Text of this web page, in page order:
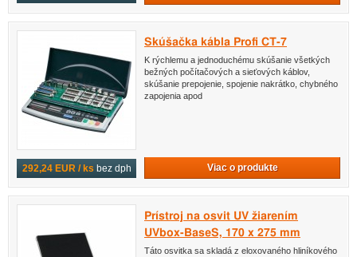
292,24 EUR / ks bez dph
Skúšačka kábla Profi CT-7
K rýchlemu a jednoduchému skúšanie všetkých
bežných počítačových a sieťových káblov,
skúšanie prepojenie, spojenie nakrátko, chybného
zapojenia apod
Viac o produkte
Prístroj na osvit UV žiarením
UVbox-BaseS, 170 x 275 mm
Táto osvitka sa skladá z eloxovaného hliníkového